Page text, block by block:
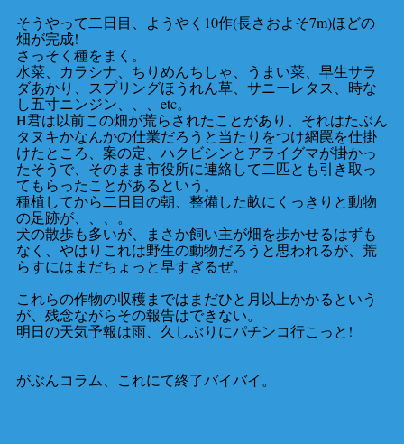
そうやって二日目、ようやく10作(長さおよそ7m)ほどの
畑が完成!
さっそく種をまく。
水菜、カラシナ、ちりめんちしゃ、うまい菜、早生サラ
ダあかり、スプリングほうれん草、サニーレタス、時な
し五寸ニンジン、、、etc。
H君は以前この畑が荒らされたことがあり、それはたぶん
タヌキかなんかの仕業だろうと当たりをつけ網罠を仕掛
けたところ、案の定、ハクビシンとアライグマが掛かっ
たそうで、そのまま市役所に連絡して二匹とも引き取っ
てもらったことがあるという。
種植してから二日目の朝、整備した畝にくっきりと動物
の足跡が、、、。
犬の散歩も多いが、まさか飼い主が畑を歩かせるはずも
なく、やはりこれは野生の動物だろうと思われるが、荒
らすにはまだちょっと早すぎるぜ。
これらの作物の収穫まではまだひと月以上かかるという
が、残念ながらその報告はできない。
明日の天気予報は雨、久しぶりにパチンコ行こっと!
がぶんコラム、これにて終了バイバイ。